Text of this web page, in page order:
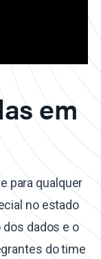
em
para qualquer
no estado
dados e o
do time